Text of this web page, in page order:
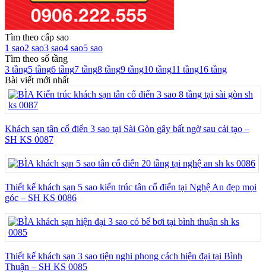
Tìm theo cấp sao
1 sao2 sao3 sao4 sao5 sao
Tìm theo số tầng
3 tầng5 tầng6 tầng7 tầng8 tầng9 tầng10 tầng11 tầng16 tầng
Bài viết mới nhất
Khách sạn tân cổ điển 3 sao tại Sài Gòn gây bất ngờ sau cải tạo –
SH KS 0087
Thiết kế khách sạn 5 sao kiến trúc tân cổ điển tại Nghệ An đẹp mọi
góc – SH KS 0086
Thiết kế khách sạn 3 sao tiện nghi phong cách hiện đại tại Bình
Thuận – SH KS 0085